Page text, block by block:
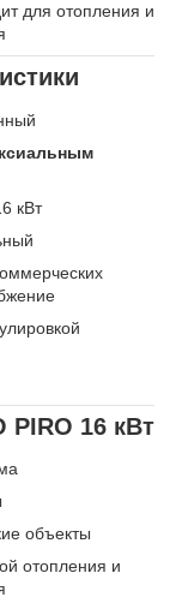
для отопления и
кВт
PIRO 16 кВт
объекты
отопления и